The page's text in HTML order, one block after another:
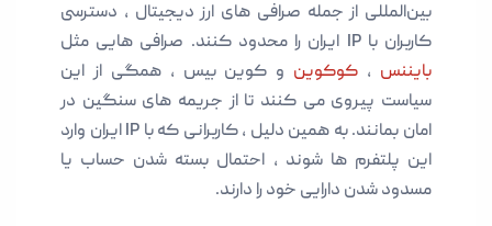
بین‌المللی از جمله صرافی های ارز دیجیتال ، دسترسی
کاربران با IP ایران را محدود کنند. صرافی‌ هایی مثل
بایننس ، کوکوین و کوین بیس ، همگی از این
سیاست پیروی می کنند تا از جریمه های سنگین در
امان بمانند. به همین دلیل ، کاربرانی که با IP ایران وارد
این پلتفرم‌ ها شوند ، احتمال بسته شدن حساب یا
مسدود شدن دارایی خود را دارند.